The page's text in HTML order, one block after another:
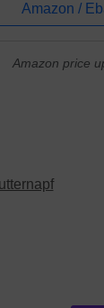
Amazon /
Amazon price